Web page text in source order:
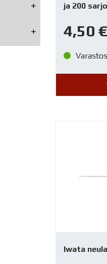
ja 200
4,50 €
Iwata